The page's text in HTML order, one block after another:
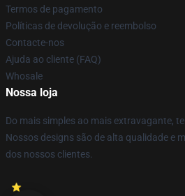
Termos de pagamento
Políticas de devolução e reembolso
Contacte-nos
Ajuda ao cliente (FAQ)
Whosale
Nossa loja
Do mais simples ao mais extravagante,
Nossos designs são de alta qualidade e
dos nossos clientes.